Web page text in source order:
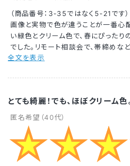
（商品番号：3-35ではなく5-21です）
画像と実物で色が違うことが一番心
い緑色とクリーム色で、春にぴったり
でした。リモート相談会で、帯締めな
全文を表示
とても綺麗！でも、ほぼクリーム色
匿名希望（40代）